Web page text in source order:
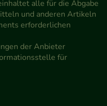
alle für die Abgabe
und anderen Artikeln
erforderlichen
der Anbieter
für